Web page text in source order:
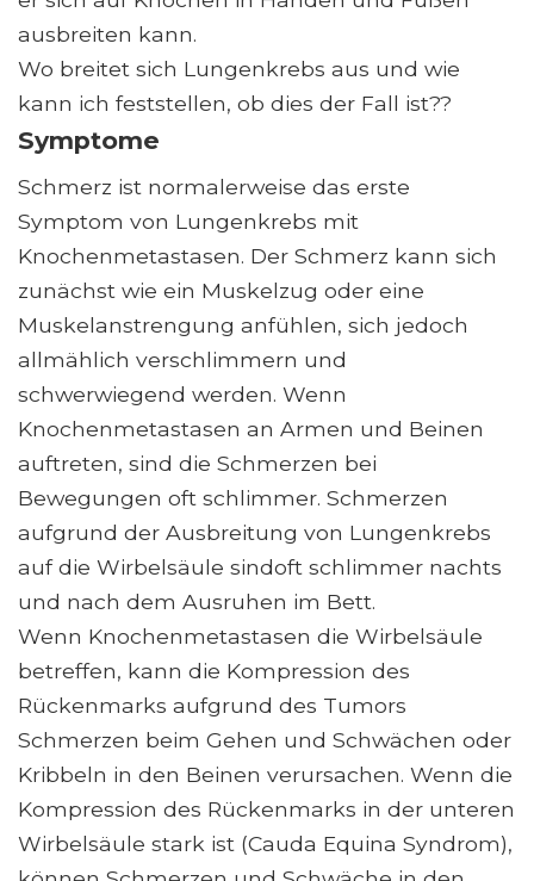
ausbreiten kann.
Wo breitet sich Lungenkrebs aus und wie
kann ich feststellen, ob dies der Fall ist??
Symptome
Schmerz ist normalerweise das erste
Symptom von Lungenkrebs mit
Knochenmetastasen. Der Schmerz kann sich
zunächst wie ein Muskelzug oder eine
Muskelanstrengung anfühlen, sich jedoch
allmählich verschlimmern und
schwerwiegend werden. Wenn
Knochenmetastasen an Armen und Beinen
auftreten, sind die Schmerzen bei
Bewegungen oft schlimmer. Schmerzen
aufgrund der Ausbreitung von Lungenkrebs
auf die Wirbelsäule sindoft schlimmer nachts
und nach dem Ausruhen im Bett.
Wenn Knochenmetastasen die Wirbelsäule
betreffen, kann die Kompression des
Rückenmarks aufgrund des Tumors
Schmerzen beim Gehen und Schwächen oder
Kribbeln in den Beinen verursachen. Wenn die
Kompression des Rückenmarks in der unteren
Wirbelsäule stark ist (Cauda Equina Syndrom),